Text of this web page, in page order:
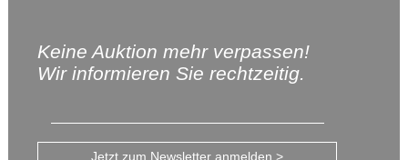
Keine Auktion mehr verpassen!
Wir informieren Sie rechtzeitig.
Jetzt zum Newsletter anmelden >